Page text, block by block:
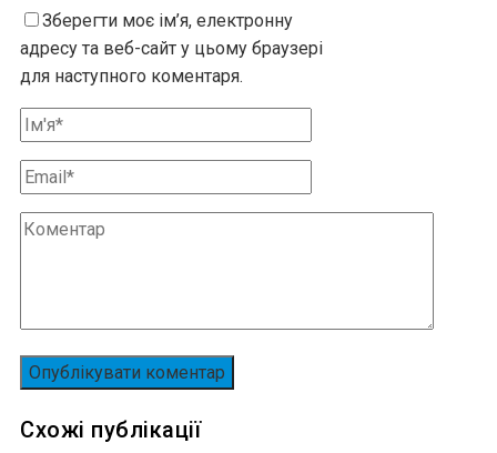
Зберегти моє ім’я, електронну
адресу та веб-сайт у цьому браузері
для наступного коментаря.
Схожі публікації